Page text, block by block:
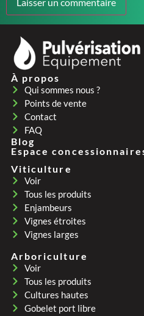
À propos
Qui sommes nous ?
Points de vente
Contact
FAQ
Blog
Espace
Viticulture
Voir
Tous les produits
Enjambeurs
Vignes étroites
Vignes larges
Arboriculture
Voir
Tous les produits
Cultures hautes
Gobelet port libre